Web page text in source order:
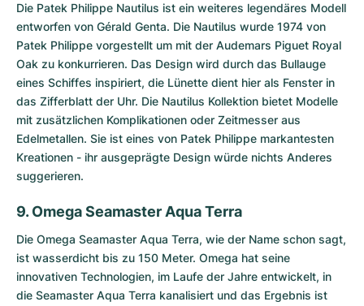
Die Patek Philippe Nautilus ist ein weiteres legendäres Modell
entworfen von Gérald Genta. Die Nautilus wurde 1974 von
Patek Philippe vorgestellt um mit der Audemars Piguet Royal
Oak zu konkurrieren. Das Design wird durch das Bullauge
eines Schiffes inspiriert, die Lünette dient hier als Fenster in
das Zifferblatt der Uhr. Die Nautilus Kollektion bietet Modelle
mit zusätzlichen Komplikationen oder Zeitmesser aus
Edelmetallen. Sie ist eines von Patek Philippe markantesten
Kreationen - ihr ausgeprägte Design würde nichts Anderes
suggerieren.
9. Omega Seamaster Aqua Terra
Die Omega Seamaster Aqua Terra, wie der Name schon sagt,
ist wasserdicht bis zu 150 Meter. Omega hat seine
innovativen Technologien, im Laufe der Jahre entwickelt, in
die Seamaster Aqua Terra kanalisiert und das Ergebnis ist